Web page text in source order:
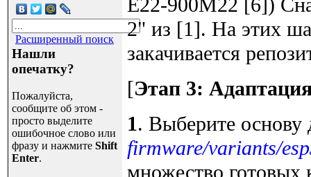
Расширенный поиск
Нашли
опечатку?
Пожалуйста,
сообщите об этом -
просто выделите
ошибочное слово или
фразу и нажмите Shift
Enter.
E22-900M22 [6])
2" из [1]. На этих
закачивается
[Этап 3:
1. Выберите основу
firmware/variants/
множество готовых